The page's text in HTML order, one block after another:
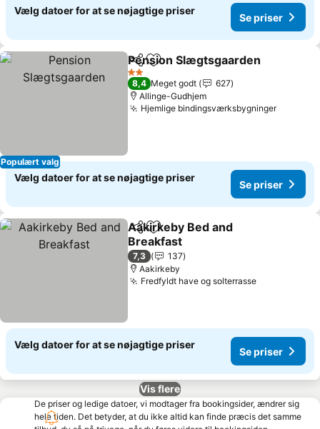
Vælg datoer for at se nøjagtige priser
Se priser
Populært valg
Del Føj til favoritter
Pension Slægtsgaarden
2 Stjerner
8,4 Meget godt
627
Allinge-Gudhjem
Hjemlige bindingsværksbygningerSe
Vælg datoer for at se nøjagtige priser
Se priser
Del Føj til favoritter
Aakirkeby Bed and
Breakfast
Se priser
7,3
137
Aakirkeby
Fredfyldt have og solterrasseSe priser
Vælg datoer for at se nøjagtige priser
Se priser
Vis flere
De priser og ledige datoer, vi modtager fra bookingsider, ændrer sig
hele tiden. Det betyder, at du ikke altid kan finde præcis det samme